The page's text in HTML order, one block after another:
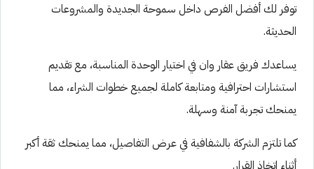
توفر لك أفضل الفرص داخل سموحة الجديدة والمشروعات
الحديثة.
يساعدك فريق عقار وان في اختيار الوحدة المناسبة، مع تقديم
استشارات احترافية ومتابعة كاملة لجميع خطوات الشراء، مما
يمنحك تجربة آمنة وسهلة.
كما تلتزم الشركة بالشفافية في عرض التفاصيل، مما يمنحك ثقة أكبر
أثناء اتخاذ القرار.